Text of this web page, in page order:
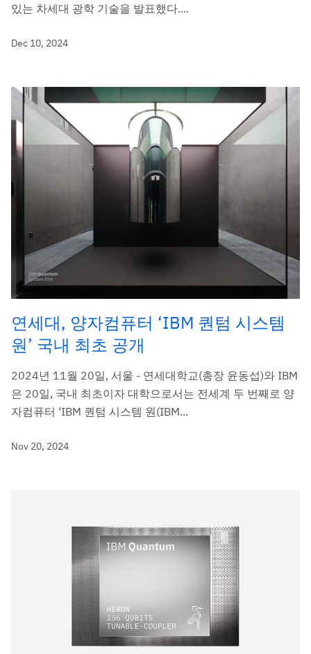
있는 차세대 광학 기술을 발표했다....
Dec 10, 2024
연세대, 양자컴퓨터 ‘IBM 퀀텀 시스템
원’ 국내 최초 공개
2024년 11월 20일, 서울 - 연세대학교(총장 윤동섭)와 IBM
은 20일, 국내 최초이자 대학으로서는 전세계 두 번째로 양
자컴퓨터 ‘IBM 퀀텀 시스템 원(IBM...
Nov 20, 2024